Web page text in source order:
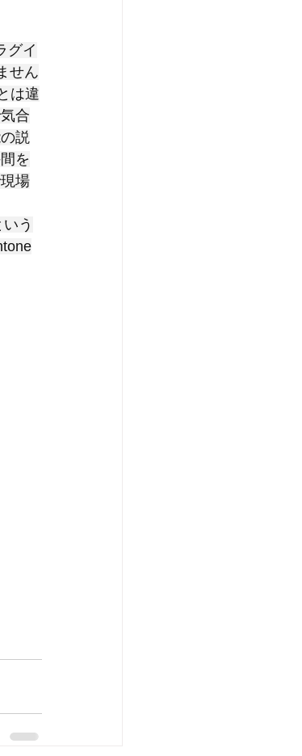
グイ
せん
は違
合
説
を
場
う